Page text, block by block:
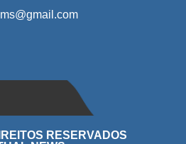
RESERVADOS